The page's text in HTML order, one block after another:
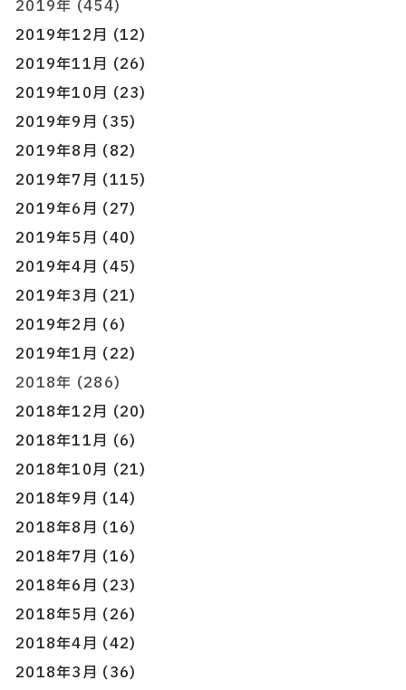
2019年 (454)
2019年12月 (12)
2019年11月 (26)
2019年10月 (23)
2019年9月 (35)
2019年8月 (82)
2019年7月 (115)
2019年6月 (27)
2019年5月 (40)
2019年4月 (45)
2019年3月 (21)
2019年2月 (6)
2019年1月 (22)
2018年 (286)
2018年12月 (20)
2018年11月 (6)
2018年10月 (21)
2018年9月 (14)
2018年8月 (16)
2018年7月 (16)
2018年6月 (23)
2018年5月 (26)
2018年4月 (42)
2018年3月 (36)